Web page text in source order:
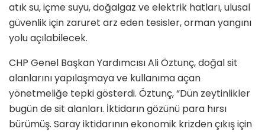
atık su, içme suyu, doğalgaz ve elektrik hatları, ulusal
güvenlik için zaruret arz eden tesisler, orman yangını
yolu açılabilecek.
CHP Genel Başkan Yardımcısı Ali Öztunç, doğal sit
alanlarını yapılaşmaya ve kullanıma açan
yönetmeliğe tepki gösterdi. Öztunç,“Dün zeytinlikler
bugün de sit alanları. İktidarın gözünü para hırsı
bürümüş. Saray iktidarının ekonomik krizden çıkış için